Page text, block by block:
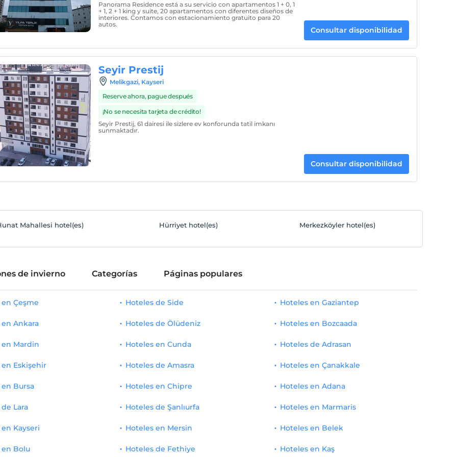
Panorama Residence está a su servicio con apartamentos 1 + 0, 1
+ 1, 2 + 1 king y suite, 20 apartamentos con diferentes diseños de
interiores. Contamos con estacionamiento gratuito para 20
autos.
Consultar disponibilidad
Seyir Prestij
Melikgazi, Kayseri
Reserve ahora, pague después
¡No se necesita tarjeta de crédito!
Seyir Prestij, 61 dairesi ile sizlere ev konforunda tatil imkanı
sunmaktadır.
Consultar disponibilidad
Mahallesi hotel(es) Hürriyet hotel(es) Merkezköyler hotel(es)
de invierno Categorías Páginas populares
Çeşme
Ankara
en Mardin
Eskişehir
Bursa
Hoteles de Side
Hoteles de Ölüdeniz
Hoteles en Cunda
Hoteles de Amasra
Hoteles en Chipre
Hoteles en Gaziantep
Hoteles en Bozcaada
Hoteles de Adrasan
Hoteles en Çanakkale
Hoteles en Adana
Lara
Kayseri
en Bolu
Hoteles de Şanlıurfa
Hoteles en Mersin
Hoteles de Fethiye
Hoteles en Marmaris
Hoteles en Belek
Hoteles en Kaş